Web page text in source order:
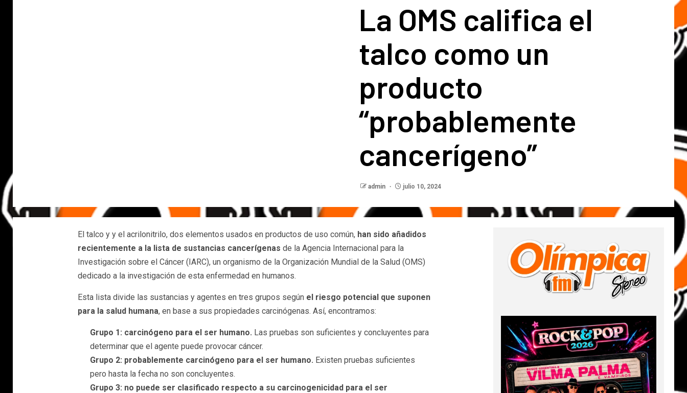
La OMS califica el
talco como un
producto
“probablemente
cancerígeno”
admin julio 10, 2024
El talco y y el acrilonitrilo, dos elementos usados en productos de uso común, han sido añadidos
recientemente a la lista de sustancias cancerígenas de la Agencia Internacional para la
Investigación sobre el Cáncer (IARC), un organismo de la Organización Mundial de la Salud (OMS)
dedicado a la investigación de esta enfermedad en humanos.
Esta lista divide las sustancias y agentes en tres grupos según el riesgo potencial que suponen
para la salud humana, en base a sus propiedades carcinógenas. Así, encontramos:
Grupo 1: carcinógeno para el ser humano. Las pruebas son suficientes y concluyentes para
determinar que el agente puede provocar cáncer.
Grupo 2: probablemente carcinógeno para el ser humano. Existen pruebas suficientes
pero hasta la fecha no son concluyentes.
Grupo 3: no puede ser clasificado respecto a su carcinogenicidad para el ser